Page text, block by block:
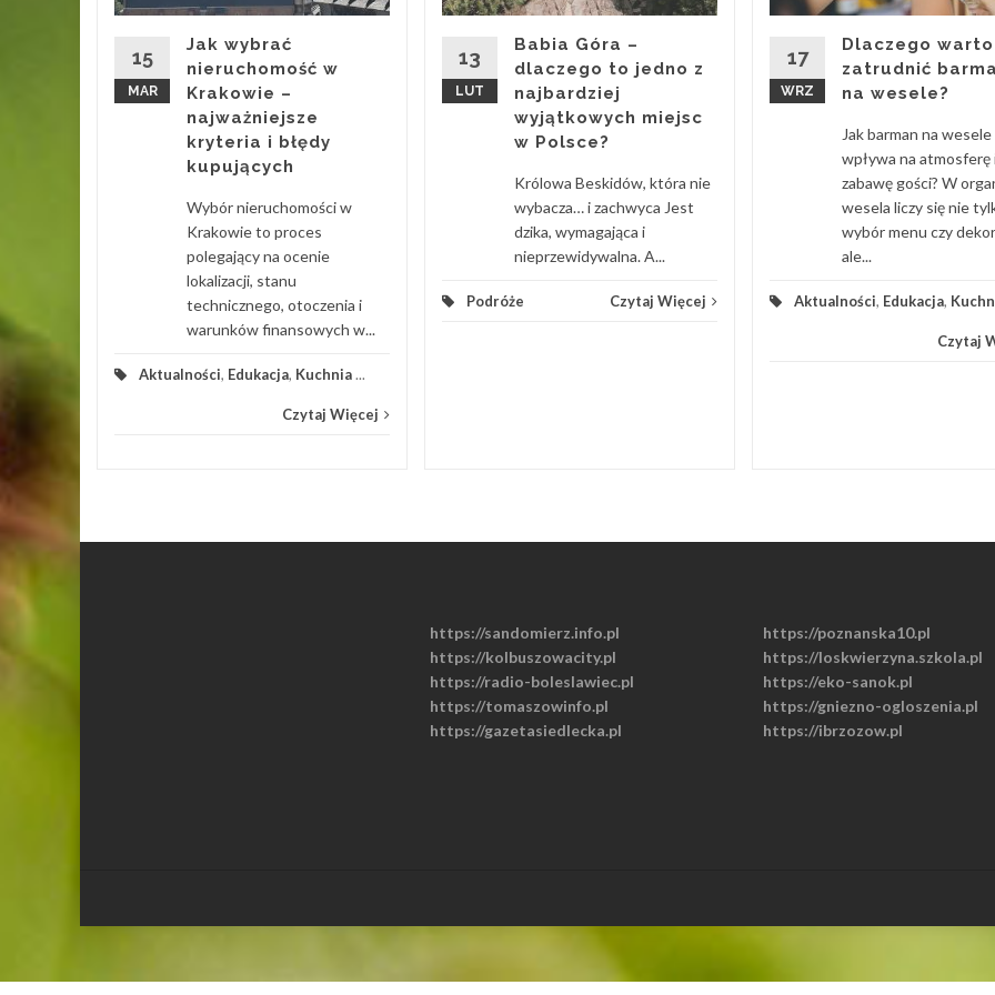
15
MAR
Jak wybrać
nieruchomość w
Krakowie –
najważniejsze
kryteria i błędy
kupujących
Wybór nieruchomości w
Krakowie to proces
polegający na ocenie
lokalizacji, stanu
technicznego, otoczenia i
warunków finansowych w...
Aktualności, Edukacja, Kuchnia...
Czytaj Więcej
13
LUT
Babia Góra –
dlaczego to jedno z
najbardziej
wyjątkowych miejsc
w Polsce?
Królowa Beskidów, która nie
wybacza… i zachwyca Jest
dzika, wymagająca i
nieprzewidywalna. A...
Podróże Czytaj Więcej
17
WRZ
Dlaczego warto
zatrudnić
na wesele?
Jak barman na wesele
wpływa na atmosferę
zabawę gości? W
wesela liczy się nie
wybór menu czy
ale...
Aktualności, Edukacja,
Czytaj
https://sandomierz.info.pl
https://kolbuszowacity.pl
https://radio-boleslawiec.pl
https://tomaszowinfo.pl
https://gazetasiedlecka.pl
https://poznanska10.pl
https://loskwierzyna.szkola.pl
https://eko-sanok.pl
https://gniezno-ogloszenia.pl
https://ibrzozow.pl